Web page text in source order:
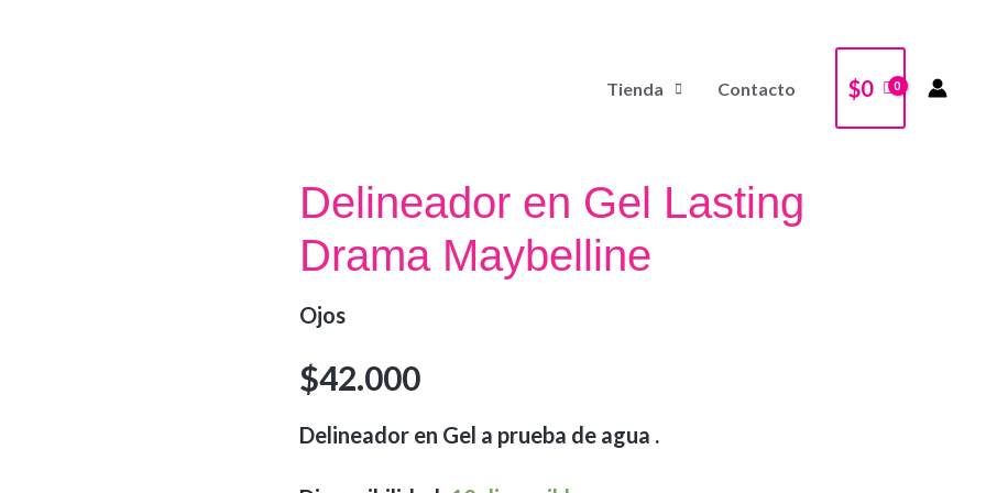
Tienda Contacto $0
Delineador en Gel Lasting
Drama Maybelline
Ojos
$42.000
Delineador en Gel a prueba de agua .